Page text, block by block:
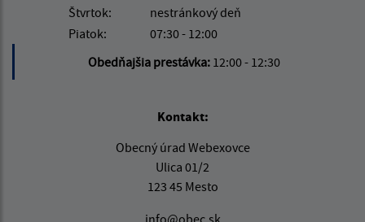
Štvrtok:
nestránkový deň
Piatok:
07:30 - 12:00
Obedňajšia prestávka: 12:00 - 12:30
Kontakt:
Obecný úrad Webexovce
Ulica 01/2
123 45 Mesto
info@obec.sk